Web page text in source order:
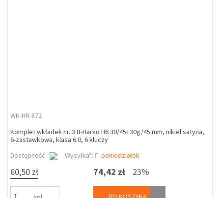
WK-HR-872
Komplet wkładek nr. 3 B-Harko H6 30/45+30g/45 mm, nikiel satyna,
6-zastawkowa, klasa 6.0, 6 kluczy
Dostępność
Wysyłka*: poniedziałek
60,50 zł 74,42 zł 23%